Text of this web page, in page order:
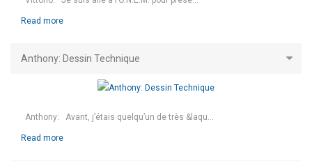
Read more
Anthony: Dessin Technique
Anthony: Avant, j’étais quelqu’un de très &laqu...
Read more